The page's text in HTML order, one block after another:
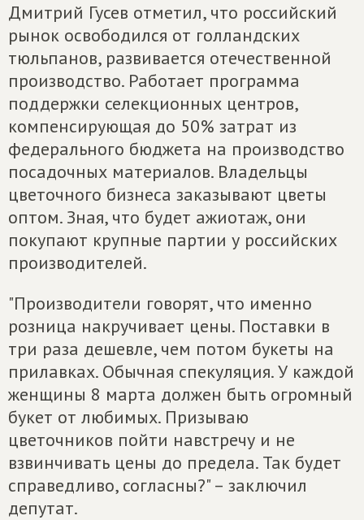
Дмитрий Гусев отметил, что российский
рынок освободился от голландских
тюльпанов, развивается отечественной
производство. Работает программа
поддержки селекционных центров,
компенсирующая до 50% затрат из
федерального бюджета на производство
посадочных материалов. Владельцы
цветочного бизнеса заказывают цветы
оптом. Зная, что будет ажиотаж, они
покупают крупные партии у российских
производителей.
"Производители говорят, что именно
розница накручивает цены. Поставки в
три раза дешевле, чем потом букеты на
прилавках. Обычная спекуляция. У каждой
женщины 8 марта должен быть огромный
букет от любимых. Призываю
цветочников пойти навстречу и не
взвинчивать цены до предела. Так будет
справедливо, согласны?" – заключил
депутат.